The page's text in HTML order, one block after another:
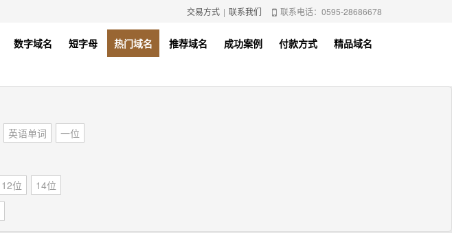
联系电话：0595-28686678
交易方式 | 联系我们
数字域名 短字母 热门域名 推荐域名 成功案例 付款方式 精品域名
英语单词
一位
12位
14位